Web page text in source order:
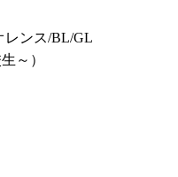
レンス/BL/GL
～）